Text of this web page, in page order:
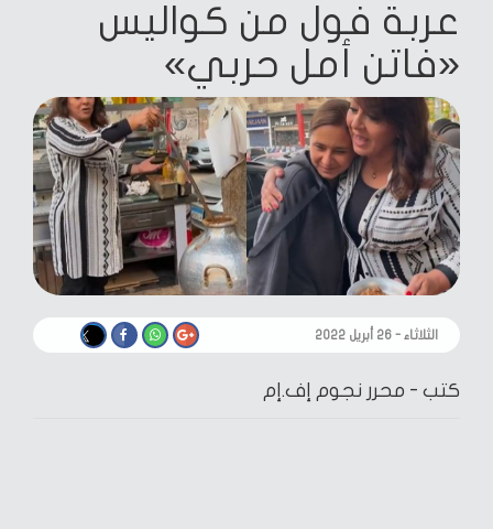
عربة فول من كواليس
«فاتن أمل حربي»
الثلاثاء - ٢٦ أبريل ٢٠٢٢
كتب - محرر نجوم إف.إم